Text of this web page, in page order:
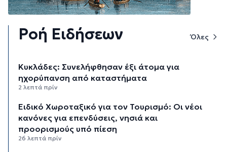
Ροή Ειδήσεων Όλες
Κυκλάδες: Συνελήφθησαν έξι άτομα για
ηχορύπανση από καταστήματα
2 λεπτά πρίν
Ειδικό Χωροταξικό για τον Τουρισμό: Οι νέοι
κανόνες για επενδύσεις, νησιά και
προορισμούς υπό πίεση
26 λεπτά πρίν